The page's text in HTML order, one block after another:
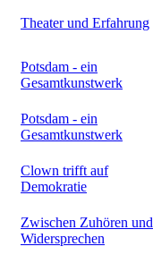
Theater und Erfahrung
Potsdam - ein
Gesamtkunstwerk
Potsdam - ein
Gesamtkunstwerk
Clown trifft auf
Demokratie
Zwischen Zuhören und
Widersprechen